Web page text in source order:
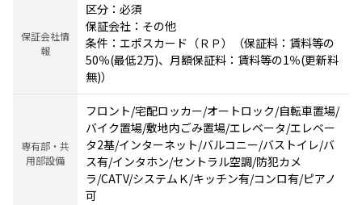
保証会社情
報
区分：必須
保証会社：その他
条件：エポスカード（ＲＰ）（保証料：賃料等の
50％(最低2万)、月額保証料：賃料等の1％(更新料
無)）
専有部・共
用部設備
フロント/宅配ロッカー/オートロック/自転車置場/
バイク置場/敷地内ごみ置場/エレベータ/エレベー
タ2基/インターネット/バルコニー/バストイレ/バ
ス有/インタホン/セントラル空調/防犯カメ
ラ/CATV/システムＫ/キッチン有/コンロ有/ピアノ
可